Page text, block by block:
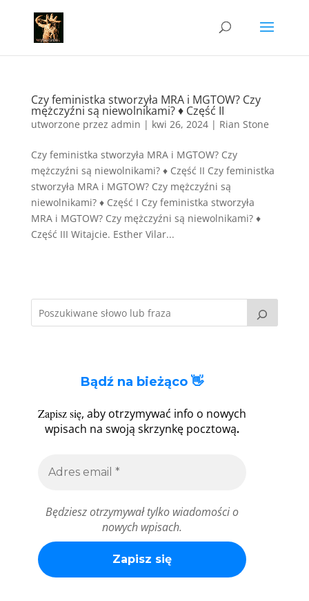
Czy feministka stworzyła MRA i MGTOW? Czy
mężczyźni są niewolnikami? ♦ Część II
utworzone przez admin | kwi 26, 2024| Rian Stone
Czy feministka stworzyła MRA i MGTOW? Czy
mężczyźni są niewolnikami? ♦ Część II Czy feministka
stworzyła MRA i MGTOW? Czy mężczyźni są
niewolnikami? ♦ Część I Czy feministka stworzyła
MRA i MGTOW? Czy mężczyźni są niewolnikami? ♦
Część III Witajcie. Esther Vilar...
Bądź na bieżąco 👋
Zapisz się, aby otrzymywać info o nowych
wpisach na swoją skrzynkę pocztową.
Będziesz otrzymywał tylko wiadomości o
nowych wpisach.